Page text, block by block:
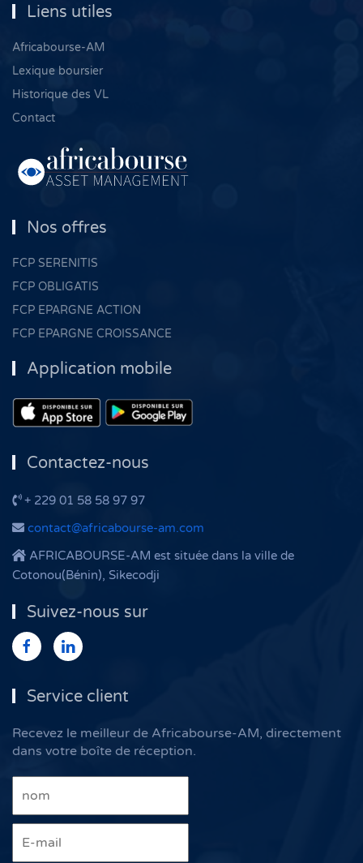
Liens utiles
Africabourse-AM
Lexique boursier
Historique des VL
Contact
Nos offres
FCP SERENITIS
FCP OBLIGATIS
FCP EPARGNE ACTION
FCP EPARGNE CROISSANCE
Application mobile
Contactez-nous
+ 229 01 58 58 97 97
contact@africabourse-am.com
AFRICABOURSE-AM est située dans la ville de
Cotonou(Bénin), Sikecodji
Suivez-nous sur
Service client
Recevez le meilleur de Africabourse-AM, directement
dans votre boîte de réception.